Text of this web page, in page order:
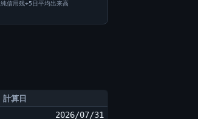
純信用残÷5日平均出来高
計算日
2026/07/31